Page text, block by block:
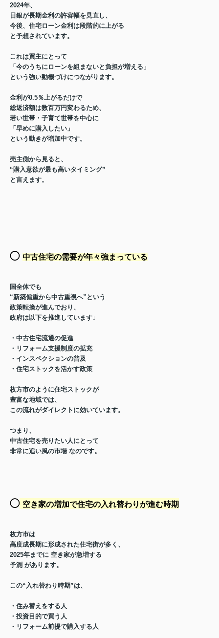
2024年、
日銀が長期金利の許容幅を見直し、
今後、住宅ローン金利は段階的に上がる
と予想されています。
これは買主にとって
「今のうちにローンを組まないと負担が増える」
という強い動機づけにつながります。
金利が0.5％上がるだけで
総返済額は数百万円変わるため、
若い世帯・子育て世帯を中心に
「早めに購入したい」
という動きが増加中です。
売主側から見ると、
“購入意欲が最も高いタイミング”
と言えます。
◯ 中古住宅の需要が年々強まっている
国全体でも
“新築偏重から中古重視へ”という
政策転換が進んでおり、
政府は以下を推進しています↓
・中古住宅流通の促進
・リフォーム支援制度の拡充
・インスペクションの普及
・住宅ストックを活かす政策
枚方市のように住宅ストックが
豊富な地域では、
この流れがダイレクトに効いています。
つまり、
中古住宅を売りたい人にとって
非常に追い風の市場なのです。
◯ 空き家の増加で住宅の入れ替わりが進む時期
枚方市は
高度成長期に形成された住宅街が多く、
2025年までに 空き家が急増する
予測 があります。
この“入れ替わり時期”は、
・住み替えをする人
・投資目的で買う人
・リフォーム前提で購入する人